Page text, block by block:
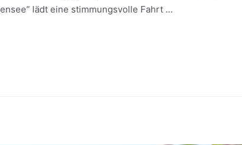
lädt eine stimmungsvolle Fahrt …